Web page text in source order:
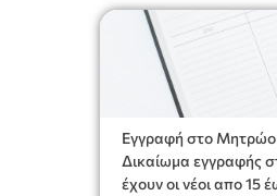
Εγγραφή στο
Δικαίωμα εγγραφής
έχουν οι νέοι απο 15